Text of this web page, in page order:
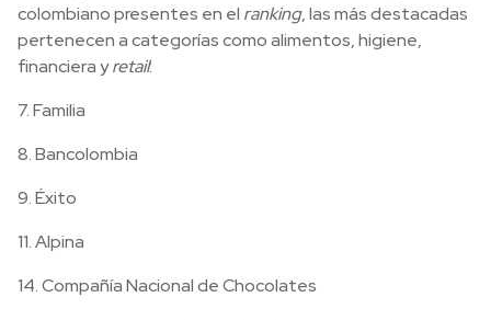
colombiano presentes en el ranking, las más destacadas
pertenecen a categorías como alimentos, higiene,
financiera yretail:
7. Familia
8. Bancolombia
9. Éxito
11. Alpina
14. Compañía Nacional de Chocolates